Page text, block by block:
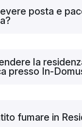
posta e
la
presso In-
fumare in